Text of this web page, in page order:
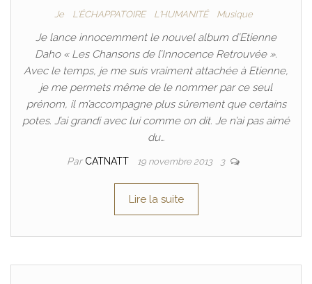
Je L'ÉCHAPPATOIRE L'HUMANITÉ Musique
Je lance innocemment le nouvel album d’Etienne
Daho « Les Chansons de l’Innocence Retrouvée ».
Avec le temps, je me suis vraiment attachée à Etienne,
je me permets même de le nommer par ce seul
prénom, il m’accompagne plus sûrement que certains
potes. J’ai grandi avec lui comme on dit. Je n’ai pas aimé
du…
Par CATNATT 19 novembre 2013 3
Lire la suite